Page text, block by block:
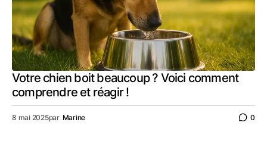
Votre chien boit beaucoup ? Voici comment
comprendre et réagir !
8 mai 2025par Marine 0